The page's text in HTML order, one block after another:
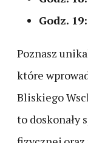
Godz.
Poznasz
które
Bliskiego
to doskonały